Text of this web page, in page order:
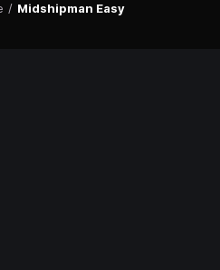
/ Midshipman Easy